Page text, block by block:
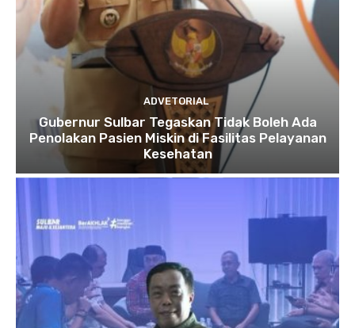
ADVETORIAL
Gubernur Sulbar Tegaskan Tidak Boleh Ada
Penolakan Pasien Miskin di Fasilitas Pelayanan
Kesehatan